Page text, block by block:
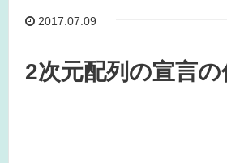
2017.07.09
2次元配列の宣言の